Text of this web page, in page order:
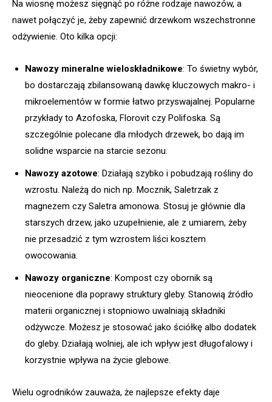
Na wiosnę możesz sięgnąć po różne rodzaje nawozów, a
nawet połączyć je, żeby zapewnić drzewkom wszechstronne
odżywienie. Oto kilka opcji:
Nawozy mineralne wieloskładnikowe: To świetny wybór,
bo dostarczają zbilansowaną dawkę kluczowych makro- i
mikroelementów w formie łatwo przyswajalnej. Popularne
przykłady to Azofoska, Florovit czy Polifoska. Są
szczególnie polecane dla młodych drzewek, bo dają im
solidne wsparcie na starcie sezonu.
Nawozy azotowe: Działają szybko i pobudzają rośliny do
wzrostu. Należą do nich np. Mocznik, Saletrzak z
magnezem czy Saletra amonowa. Stosuj je głównie dla
starszych drzew, jako uzupełnienie, ale z umiarem, żeby
nie przesadzić z tym wzrostem liści kosztem
owocowania.
Nawozy organiczne: Kompost czy obornik są
nieocenione dla poprawy struktury gleby. Stanowią źródło
materii organicznej i stopniowo uwalniają składniki
odżywcze. Możesz je stosować jako ściółkę albo dodatek
do gleby. Działają wolniej, ale ich wpływ jest długofalowy i
korzystnie wpływa na życie glebowe.
Wielu ogrodników zauważa, że najlepsze efekty daje